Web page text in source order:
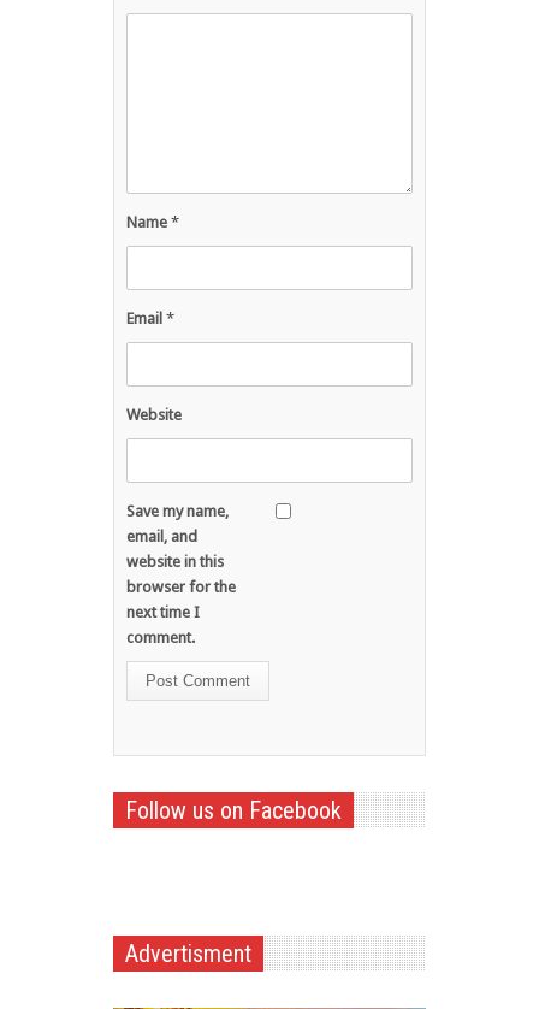
Name *
Email *
Website
Save my name,
email, and
website in this
browser for the
next time I
comment.
Follow us on Facebook
Advertisment